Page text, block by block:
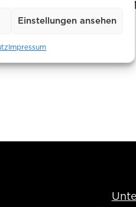
Einstellungen ansehen
Impressum
in Königswinter statt